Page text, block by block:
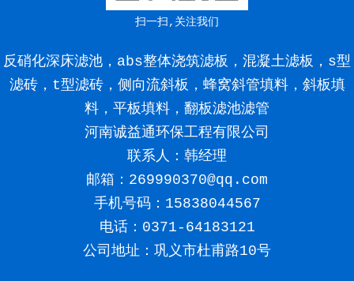
扫一扫,关注我们
反硝化深床滤池，abs整体浇筑滤板，混凝土滤板，s型
滤砖，t型滤砖，侧向流斜板，蜂窝斜管填料，斜板填
料，平板填料，翻板滤池滤管
河南诚益通环保工程有限公司
联系人：韩经理
邮箱：269990370@qq.com
手机号码： 15838044567
电话：0371-64183121
公司地址：巩义市杜甫路10号